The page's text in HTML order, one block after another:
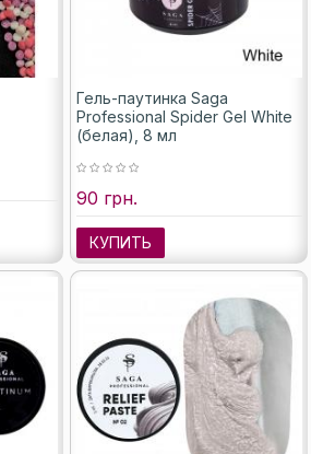
Гель-паутинка Saga
Professional Spider Gel White
(белая), 8 мл
90 грн.
КУПИТЬ